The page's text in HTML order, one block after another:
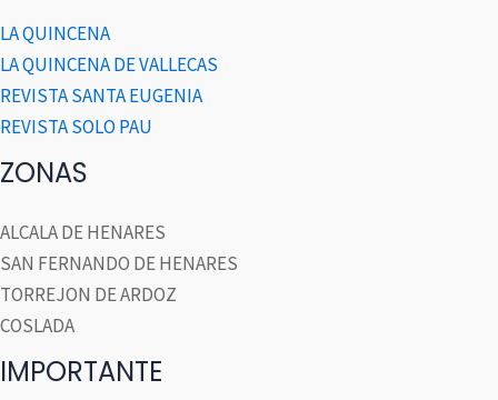
LA QUINCENA
LA QUINCENA DE VALLECAS
REVISTA SANTA EUGENIA
REVISTA SOLO PAU
ZONAS
ALCALA DE HENARES
SAN FERNANDO DE HENARES
TORREJON DE ARDOZ
COSLADA
IMPORTANTE